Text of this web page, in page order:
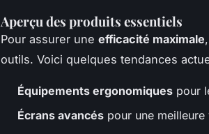
Aperçu des produits essentiels
Pour assurer une efficacité maximale
outils. Voici quelques tendances
Équipements ergonomiques pour
Écrans avancés pour une